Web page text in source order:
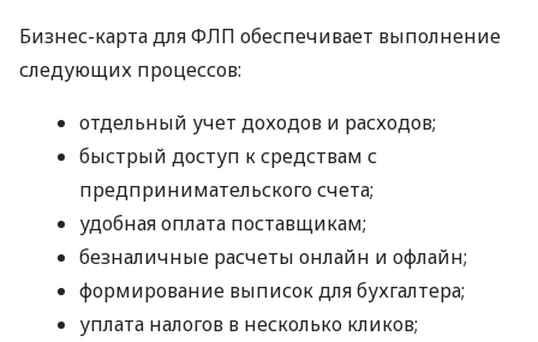
Бизнес-карта для ФЛП обеспечивает выполнение
следующих процессов:
отдельный учет доходов и расходов;
быстрый доступ к средствам с
предпринимательского счета;
удобная оплата поставщикам;
безналичные расчеты онлайн и офлайн;
формирование выписок для бухгалтера;
уплата налогов в несколько кликов;